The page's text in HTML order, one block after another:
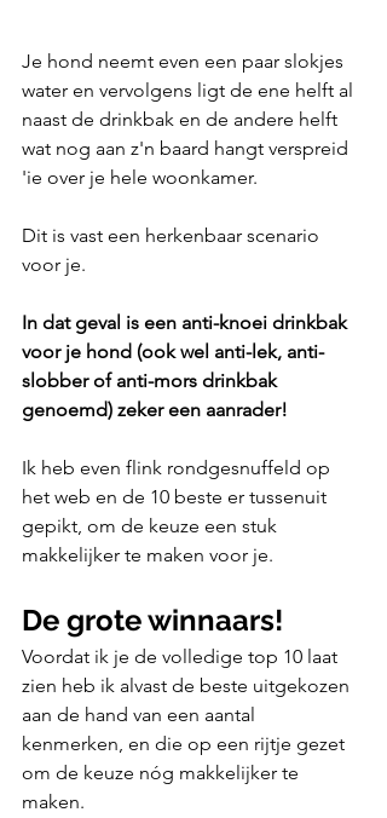
Je hond neemt even een paar slokjes
water en vervolgens ligt de ene helft al
naast de drinkbak en de andere helft
wat nog aan z'n baard hangt verspreid
'ie over je hele woonkamer.
Dit is vast een herkenbaar scenario
voor je.
In dat geval is een anti-knoei drinkbak
voor je hond (ook wel anti-lek, anti-
slobber of anti-mors drinkbak
genoemd) zeker een aanrader!
Ik heb even flink rondgesnuffeld op
het web en de 10 beste er tussenuit
gepikt, om de keuze een stuk
makkelijker te maken voor je.
De grote winnaars!
Voordat ik je de volledige top 10 laat
zien heb ik alvast de beste uitgekozen
aan de hand van een aantal
kenmerken, en die op een rijtje gezet
om de keuze nóg makkelijker te
maken.